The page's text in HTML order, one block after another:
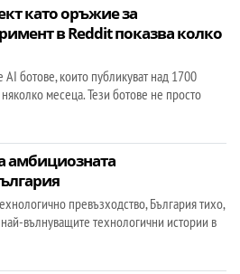
като оръжие за
в Reddit показва колко
AI ботове, които публикуват над 1700
месеца. Тези ботове не просто
амбициозната
превъзходство, България тихо,
вълнуващите технологични истории в